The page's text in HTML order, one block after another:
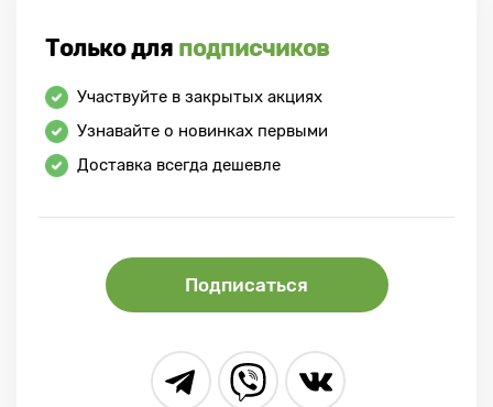
Только для подписчиков
Участвуйте в закрытых акциях
Узнавайте о новинках первыми
Доставка всегда дешевле
Подписаться